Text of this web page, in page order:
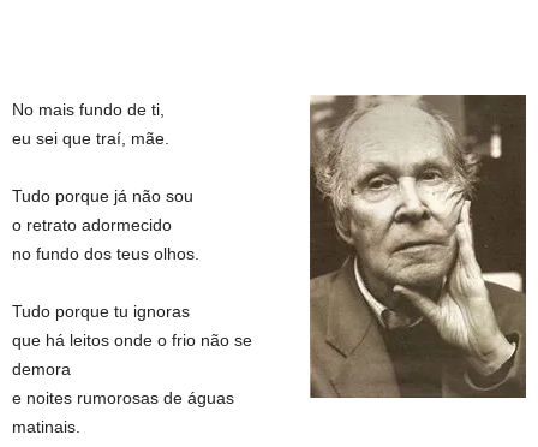
No mais fundo de ti,
eu sei que traí, mãe.
Tudo porque já não sou
o retrato adormecido
no fundo dos teus olhos.
Tudo porque tu ignoras
que há leitos onde o frio não se
demora
e noites rumorosas de águas
matinais.